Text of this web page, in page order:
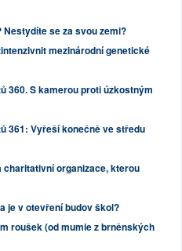
Nestydíte se za svou zemi?
mezinárodní genetické
360. S kamerou proti úzkostným
361: Vyřeší konečně ve středu
charitativní organizace, kterou
je v otevření budov škol?
roušek (od mumie z brněnských